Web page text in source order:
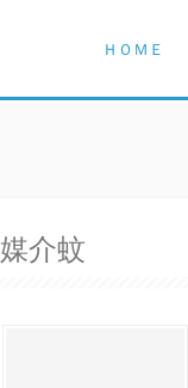
ＨＯＭＥ
媒介蚊